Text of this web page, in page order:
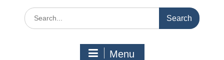
Search
for:
Menu